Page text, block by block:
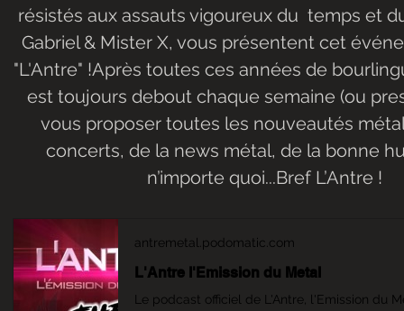
résistés aux assauts vigoureux du  temps et
Gabriel & Mister X, vous présentent cet
"L'Antre" !Après toutes ces années de
est toujours debout chaque semaine (ou
vous proposer toutes les nouveautés
concerts, de la news métal, de la bonne
n’importe quoi...Bref L’Antre !
antremetal.podomatic.com
L'Antre l'Emission du Metal